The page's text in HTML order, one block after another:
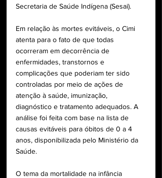
Secretaria de Saúde Indígena (Sesai).
Em relação às mortes evitáveis, o Cimi
atenta para o fato de que todas
ocorreram em decorrência de
enfermidades, transtornos e
complicações que poderiam ter sido
controladas por meio de ações de
atenção à saúde, imunização,
diagnóstico e tratamento adequados. A
análise foi feita com base na lista de
causas evitáveis para óbitos de 0 a 4
anos, disponibilizada pelo Ministério da
Saúde.
O tema da mortalidade na infância